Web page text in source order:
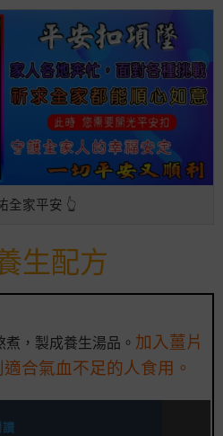
全家平安 👆
生配方
，製成養生湯品。 加入薑片
合氣血不足的人食用。